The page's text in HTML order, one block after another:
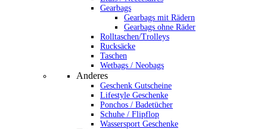
Gearbags
Gearbags mit Rädern
Gearbags ohne Räder
Rolltaschen/Trolleys
Rucksäcke
Taschen
Wetbags / Neobags
Anderes
Geschenk Gutscheine
Lifestyle Geschenke
Ponchos / Badetücher
Schuhe / Flipflop
Wassersport Geschenke